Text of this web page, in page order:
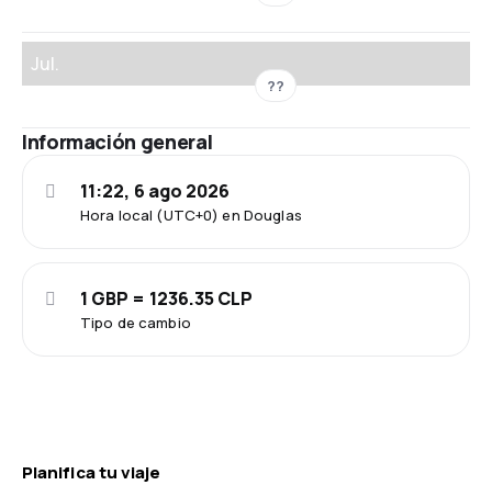
Jul.
??
Información general
Hora local (UTC+0) en Douglas
11:22, 6 ago 2026
Tipo de cambio
1 GBP = 1236.35 CLP
Planifica tu viaje